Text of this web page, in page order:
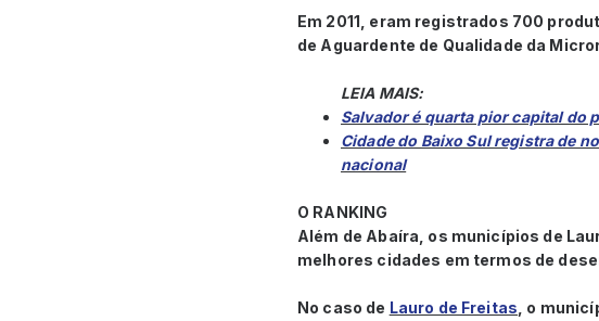
Em 2011, eram registrados 700
de Aguardente de Qualidade da
LEIA MAIS:
Salvador é quarta pior capital do
Cidade do Baixo Sul registra de
nacional
O RANKING
Além de Abaíra, os municípios de
melhores cidades em termos de
No caso de Lauro de Freitas , o